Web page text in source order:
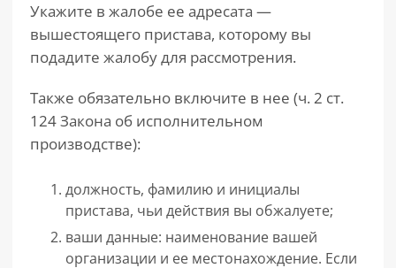
Укажите в жалобе ее адресата —
вышестоящего пристава, которому вы
подадите жалобу для рассмотрения.
Также обязательно включите в нее (ч. 2 ст.
124 Закона об исполнительном
производстве):
должность, фамилию и инициалы
пристава, чьи действия вы обжалуете;
ваши данные: наименование вашей
организации и ее местонахождение. Если